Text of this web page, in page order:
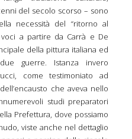
del secolo scorso – sono
necessità del “ritorno al
voci a partire da Carrà e De
della pittura italiana ed
guerre. Istanza invero
come testimoniato ad
che aveva nello
studi preparatori
Prefettura, dove possiamo
viste anche nel dettaglio